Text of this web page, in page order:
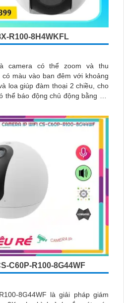
R100-8H4WKFL
là camera có thể zoom và thu
màu vào ban đêm với khoảng
loa giúp đàm thoại 2 chiều, cho
thể báo động chủ động bằng còi
C60P-R100-8G44WF
8G44WF là giải pháp giám